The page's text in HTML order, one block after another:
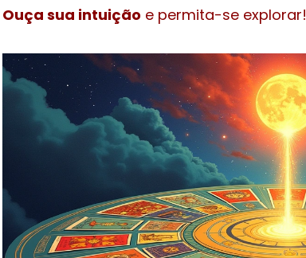
Ouça sua intuição e permita-se explorar!